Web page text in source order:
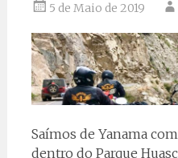
5 de Maio de 2019
Saímos de Yanama
dentro do Parque